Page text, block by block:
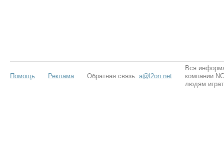
Помощь Реклама Обратная связь: a@l2on.net
Вся
компании
людям